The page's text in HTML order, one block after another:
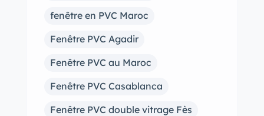
fenêtre en PVC Maroc
Fenêtre PVC Agadir
Fenêtre PVC au Maroc
Fenêtre PVC Casablanca
Fenêtre PVC double vitrage Fès